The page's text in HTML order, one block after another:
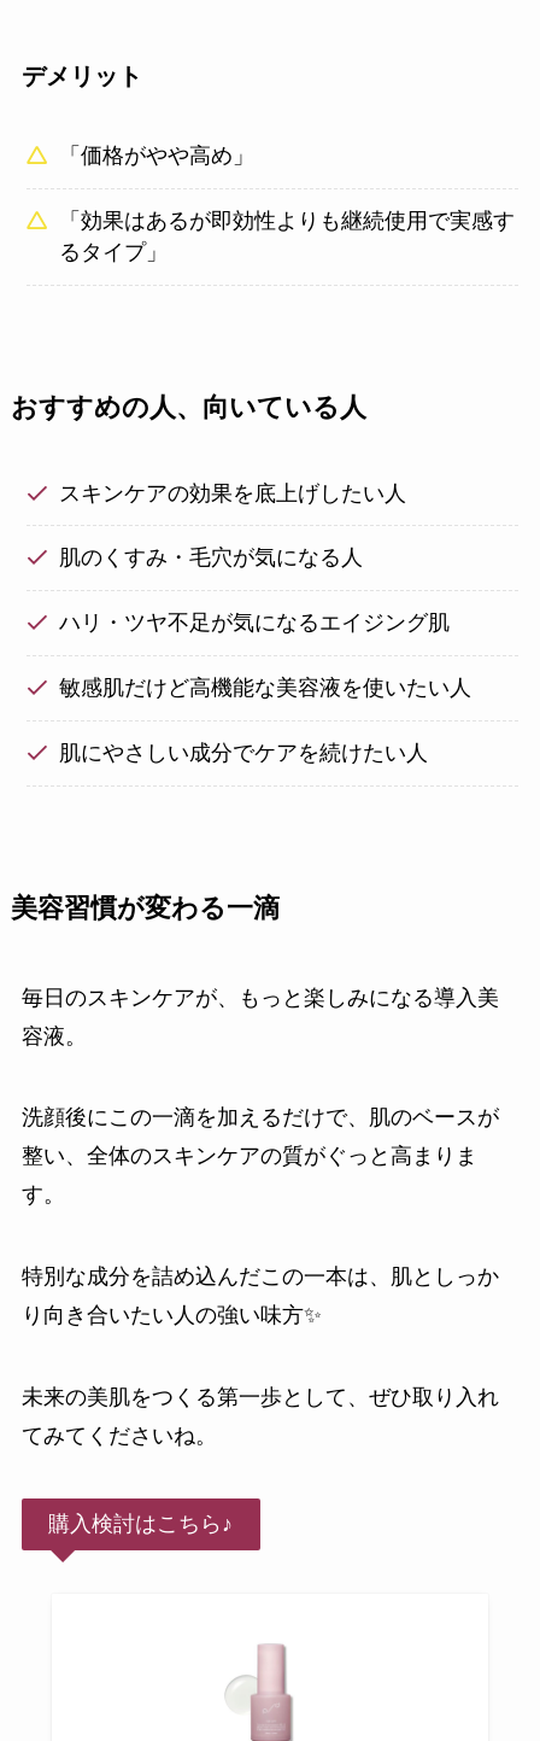
デメリット
「価格がやや高め」
「効果はあるが即効性よりも継続使用で実感す
るタイプ」
おすすめの人、向いている人
スキンケアの効果を底上げしたい人
肌のくすみ・毛穴が気になる人
ハリ・ツヤ不足が気になるエイジング肌
敏感肌だけど高機能な美容液を使いたい人
肌にやさしい成分でケアを続けたい人
美容習慣が変わる一滴
毎日のスキンケアが、もっと楽しみになる導入美
容液。
洗顔後にこの一滴を加えるだけで、肌のベースが
整い、全体のスキンケアの質がぐっと高まりま
す。
特別な成分を詰め込んだこの一本は、肌としっか
り向き合いたい人の強い味方✨
未来の美肌をつくる第一歩として、ぜひ取り入れ
てみてくださいね。
購入検討はこちら♪